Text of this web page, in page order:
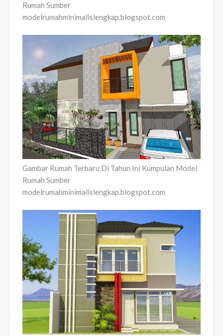
Rumah Sumber
modelrumahminimalislengkap.blogspot.com
Gambar Rumah Terbaru Di Tahun Ini Kumpulan Model
Rumah Sumber
modelrumahminimalislengkap.blogspot.com